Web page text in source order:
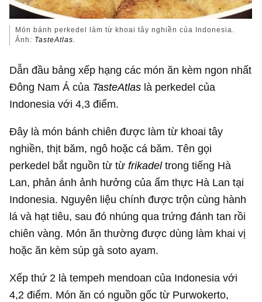
Món bánh perkedel làm từ khoai tây nghiền của Indonesia.
Ảnh: TasteAtlas.
Dẫn đầu bảng xếp hạng các món ăn kèm ngon nhất
Đông Nam Á của TasteAtlas là perkedel của
Indonesia với 4,3 điểm.
Đây là món bánh chiên được làm từ khoai tây
nghiền, thịt băm, ngô hoặc cá băm. Tên gọi
perkedel bắt nguồn từ từfrikadeltrong tiếng Hà
Lan, phản ánh ảnh hưởng của ẩm thực Hà Lan tại
Indonesia. Nguyên liệu chính được trộn cùng hành
lá và hạt tiêu, sau đó nhúng qua trứng đánh tan rồi
chiên vàng. Món ăn thường được dùng làm khai vị
hoặc ăn kèm súp gà soto ayam.
Xếp thứ 2 là tempeh mendoan của Indonesia với
4,2 điểm. Món ăn có nguồn gốc từ Purwokerto,